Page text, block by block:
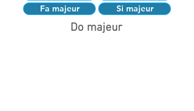
Fa majeur
Si majeur
Do majeur